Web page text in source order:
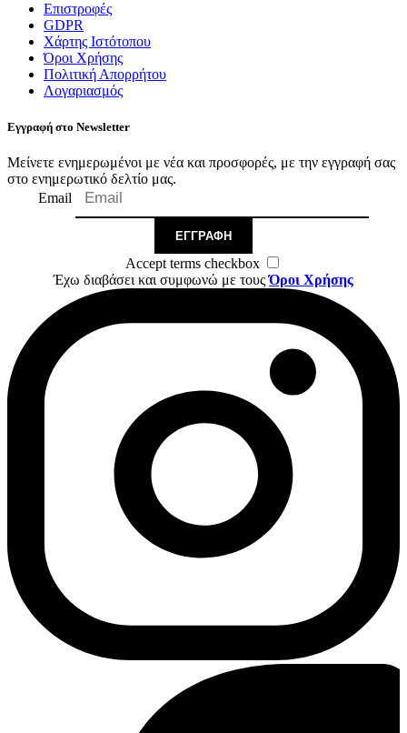
Επιστροφές
GDPR
Χάρτης Ιστότοπου
Όροι Χρήσης
Πολιτική Απορρήτου
Λογαριασμός
Εγγραφή στο Newsletter
Μείνετε ενημερωμένοι με νέα και προσφορές, με την εγγραφή σας
στο ενημερωτικό δελτίο μας.
Email
ΕΓΓΡΑΦΉ
Accept terms checkbox
Έχω διαβάσει και συμφωνώ με τουςΌροι Χρήσης